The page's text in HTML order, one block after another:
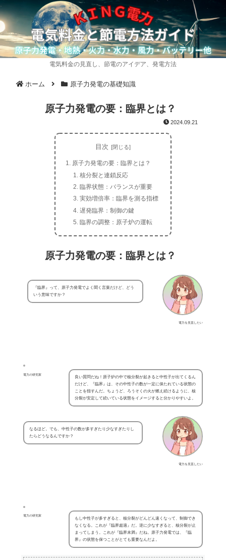
電気料金の見直し、節電のアイデア、発電方法
ホーム 原子力発電の基礎知識
原子力発電の要：臨界とは？
2024.09.21
目次
原子力発電の要：臨界とは？
核分裂と連鎖反応
臨界状態：バランスが重要
実効増倍率：臨界を測る指標
遅発臨界：制御の鍵
臨界の調整：原子炉の運転
原子力発電の要：臨界とは？
電力を見直したい
『臨界』って、原子力発電でよく聞く言葉だけど、どう
いう意味ですか？
電力の研究家
良い質問だね！原子炉の中で核分裂が起きると中性子が出てくるん
だけど、『臨界』は、その中性子の数が一定に保たれている状態の
ことを指すんだ。ちょうど、ろうそくの火が燃え続けるように、核
分裂が安定して続いている状態をイメージすると分かりやすいよ。
電力を見直したい
なるほど。でも、中性子の数が多すぎたり少なすぎたりし
たらどうなるんですか？
電力の研究家
もし中性子が多すぎると、核分裂がどんどん速くなって、制御でき
なくなる。これが『臨界超過』だ。逆に少なすぎると、核分裂が止
まってしまう。これが『臨界未満』だね。原子力発電では、『臨
界』の状態を保つことがとても重要なんだよ。